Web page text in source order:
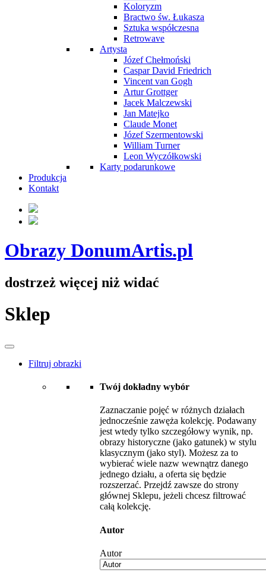
Koloryzm
Bractwo św. Łukasza
Sztuka współczesna
Retrowave
Artysta
Józef Chełmoński
Caspar David Friedrich
Vincent van Gogh
Artur Grottger
Jacek Malczewski
Jan Matejko
Claude Monet
Józef Szermentowski
William Turner
Leon Wyczółkowski
Karty podarunkowe
Produkcja
Kontakt
Obrazy DonumArtis.pl
dostrzeż więcej niż widać
Sklep
Filtruj obrazki
Twój dokładny wybór
Zaznaczanie pojęć w różnych działach
jednocześnie zawęża kolekcję. Podawany
jest wtedy tylko szczegółowy wynik, np.
obrazy historyczne (jako gatunek) w stylu
klasycznym (jako styl). Możesz za to
wybierać wiele nazw wewnątrz danego
jednego działu, a oferta się będzie
rozszerzać. Przejdź zawsze do strony
głównej Sklepu, jeżeli chcesz filtrować
całą kolekcję.
Autor
Autor